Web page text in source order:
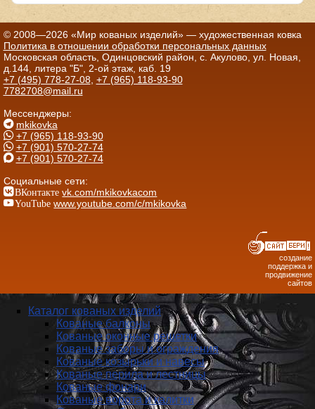
© 2008—2026 «Мир кованых изделий» — художественная ковка
Политика в отношении обработки персональных данных
Московская область, Одинцовский район, с. Акулово, ул. Новая,
д.144, литера "Б", 2-ой этаж, каб. 19
+7 (495) 778-27-08, +7 (965) 118-93-90
7782708@mail.ru
Мессенджеры:
mkikovka
+7 (965) 118-93-90
+7 (901) 570-27-74
+7 (901) 570-27-74
Социальные сети:
ВКонтакте vk.com/mkikovkacom
YouTube www.youtube.com/c/mkikovka
создание
поддержка и
продвижение
сайтов
Каталог кованых изделий
Кованые балконы
Кованые оконные решетки
Кованые заборы и ог­ражде­ния
Кованые козырьки и навесы
Кованые перила и лестницы
Кованые фонари
Кованые ворота и калитки